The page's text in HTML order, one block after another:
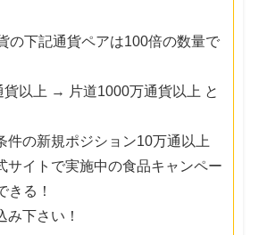
の下記通貨ペアは100倍の数量で
以上 → 片道1000万通貨以上 と
の新規ポジション10万通以上
サイトで実施中の食品キャンペー
きる！
下さい！